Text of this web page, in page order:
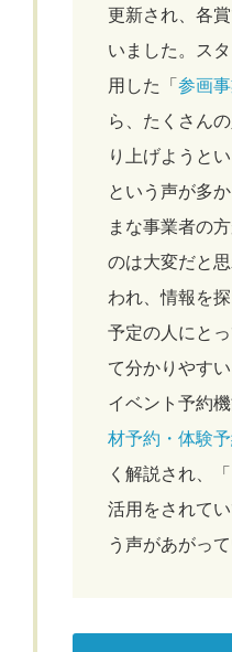
更新され、各
いました。ス
用した「 参画
ら、たくさん
り上げようと
という声が多
まな事業者の
のは大変だと
われ、情報を
予定の人にと
て分かりやすい
イベント予約
材予約・体験
く解説され、
活用をされて
う声があがって